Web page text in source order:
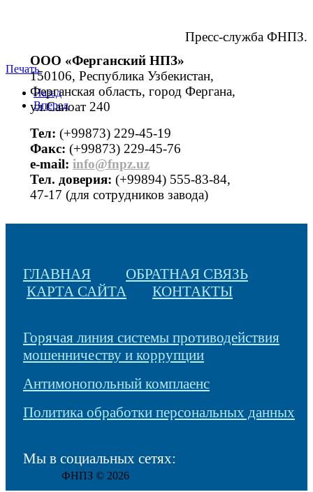
Пресс-служба ФНПЗ.
Печать
Назад
Вперед
ООО «Ферганский НПЗ»
150106, Республика Узбекистан,
Ферганская область, город Фергана,
ул.Саноат 240
Тел: (+99873) 229-45-19
Факс: (+99873) 229-45-76
е-mail: info@fnpz.uz
Тел. доверия: (+99894) 555-83-84,
47-17 (для сотрудников завода)
ГЛАВНАЯ
ОБРАТНАЯ СВЯЗЬ
КАРТА САЙТА
КОНТАКТЫ
Горячая линия системы противодействия
мошенничеству и коррупции
Антимонопольный комплаенс
Политика обработки персональных данных
Мы в социальных сетях:
ФНПЗ © 2026